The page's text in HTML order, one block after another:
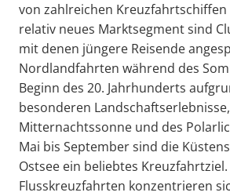
von zahlreichen Kreuzfahrtschiffen
relativ neues Marktsegment sind
mit denen jüngere Reisende
Nordlandfahrten während des
Beginn des 20. Jahrhunderts
besonderen
Mitternachtssonne und des
Mai bis September sind die
Ostsee ein beliebtes Kreuzfahrtziel.
Flusskreuzfahrten konzentrieren